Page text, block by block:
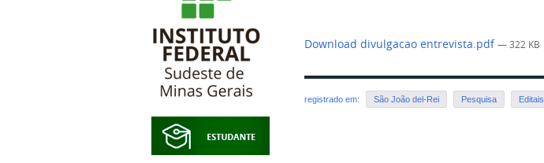
Download divulgacao entrevista.pdf— 322 KB
registrado em: São João del-Rei Pesquisa Editais